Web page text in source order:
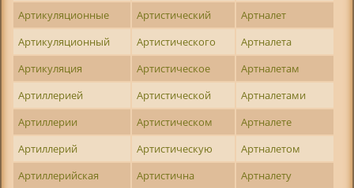
Артикуляционные
Артистический
Артналет
Артикуляционный
Артистического
Артналета
Артикуляция
Артистическое
Артналетам
Артиллерией
Артистической
Артналетами
Артиллерии
Артистическом
Артналете
Артиллерий
Артистическую
Артналетом
Артиллерийская
Артистична
Артналету